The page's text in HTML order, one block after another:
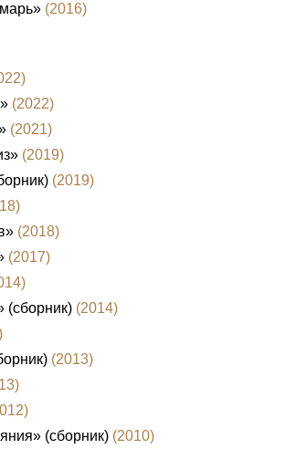
(2016)
(2022)
(2021)
(2019)
(2019)
(2018)
(2017)
(сборник) (2014)
(2013)
(сборник) (2010)